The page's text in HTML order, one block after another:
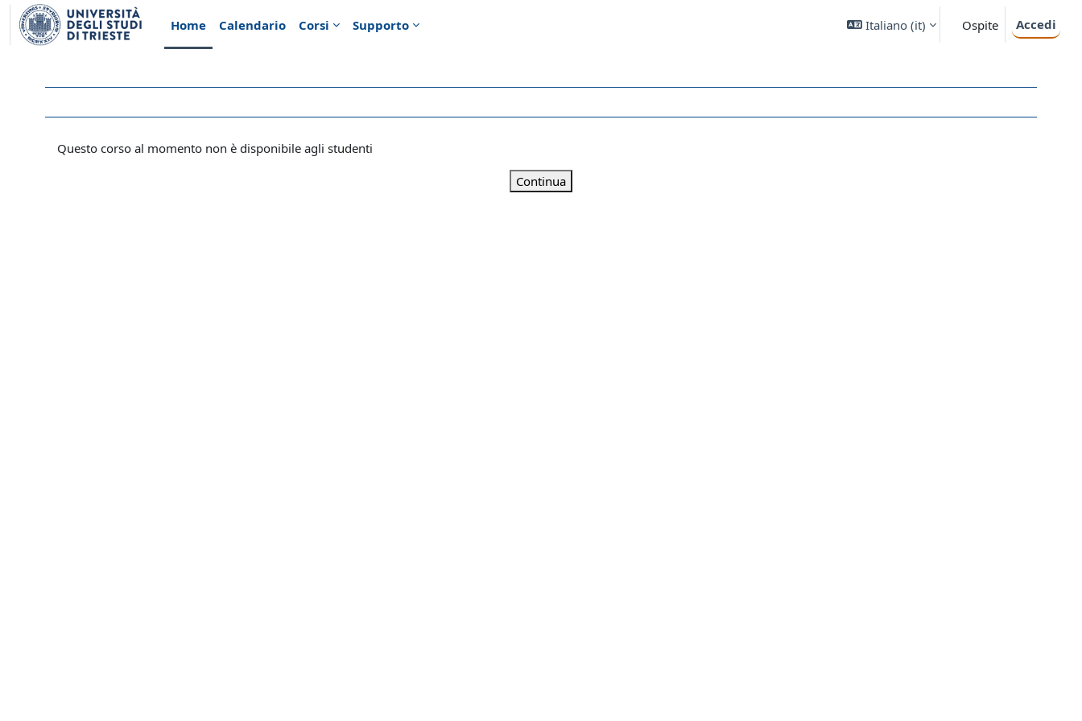
Vai al contenuto principale
Home
Calendario Corsi Supporto Italiano ‎(it)‎ Ospite Accedi
Questo corso al momento non è disponibile agli studenti
Continua